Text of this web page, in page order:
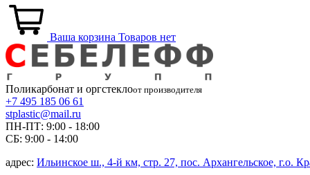
Ваша корзина Товаров нет
Поликарбонат и оргстеклоот производителя
+7 495 185 06 61
stplastic@mail.ru
ПН-ПТ: 9:00 - 18:00
СБ: 9:00 - 14:00
адрес: Ильинское ш., 4-й км, стр. 27, пос. Архангельское, г.о.